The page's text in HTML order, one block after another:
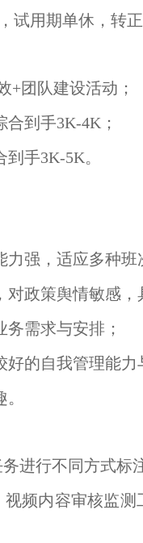
试用期单休，转正
+团队建设活动；
到手3K-4K；
手3K-5K。
强，适应多种班
政策舆情敏感，
需求与安排；
的自我管理能力
进行不同方式标
频内容审核监测